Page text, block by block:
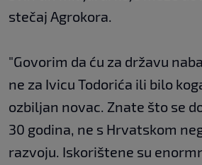
stečaj Agrokora.
"Govorim da ću za državu
ne za Ivicu Todorića ili bilo
ozbiljan novac. Znate što se
30 godina, ne s Hrvatskom
razvoju. Iskorištene su